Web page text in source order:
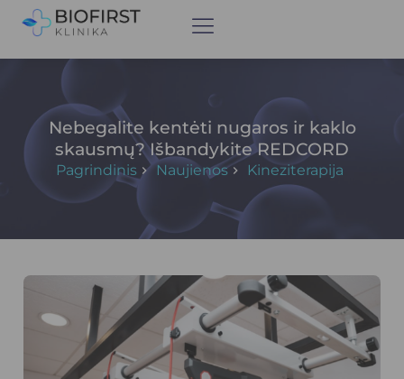
Nebegalite kentėti nugaros ir kaklo
skausmų? Išbandykite REDCORD
Pagrindinis Naujienos Kineziterapija